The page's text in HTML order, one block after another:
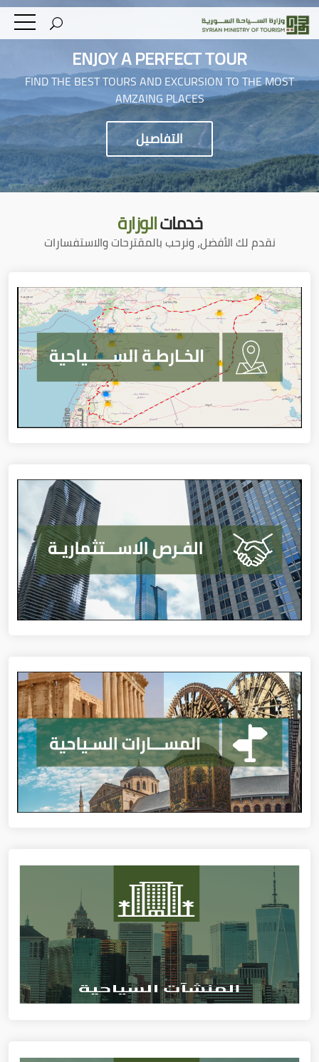
ENJOY A PERFECT TOUR
FIND THE BEST TOURS AND EXCURSION TO THE MOST
AMZAING PLACES
التفاصيل
خدماتالوزارة
نقدم لك الأفضل، ونرحب بالمقترحات والاستفسارات